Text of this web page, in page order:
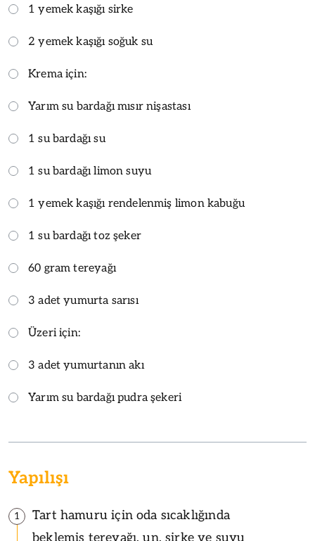
1 yemek kaşığı sirke
2 yemek kaşığı soğuk su
Krema için:
Yarım su bardağı mısır nişastası
1 su bardağı su
1 su bardağı limon suyu
1 yemek kaşığı rendelenmiş limon kabuğu
1 su bardağı toz şeker
60 gram tereyağı
3 adet yumurta sarısı
Üzeri için:
3 adet yumurtanın akı
Yarım su bardağı pudra şekeri
Yapılışı
1
Tart hamuru için oda sıcaklığında
beklemiş tereyağı, un, sirke ve suyu